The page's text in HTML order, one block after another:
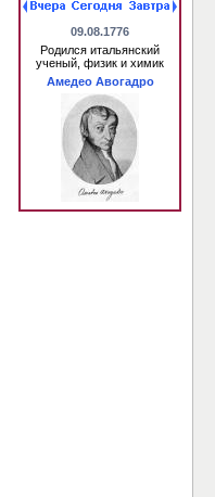
09.08.1776
Родился итальянский
ученый, физик и химик
Амедео Авогадро